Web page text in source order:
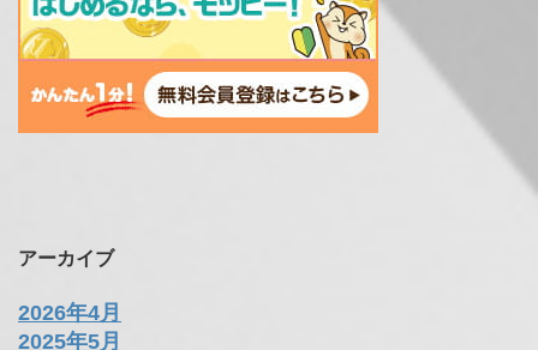
アーカイブ
2026年4月
2025年5月